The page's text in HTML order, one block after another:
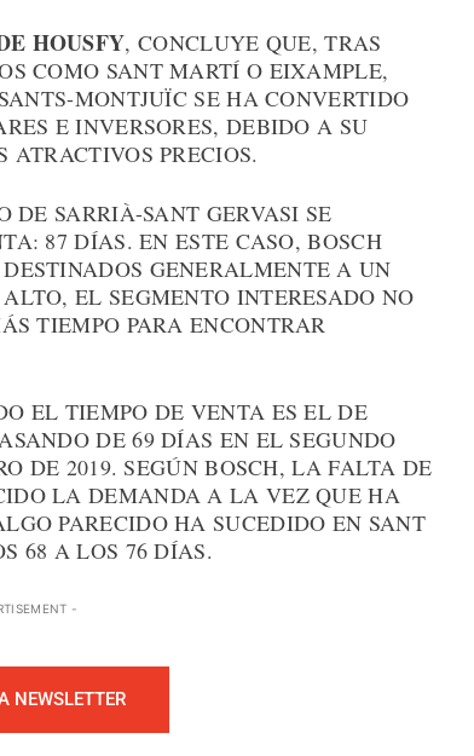
HOUSFY, CONCLUYE QUE, TRAS
COMO SANT MARTÍ O EIXAMPLE,
MONTJUÏC SE HA CONVERTIDO
E INVERSORES, DEBIDO A SU
PRECIOS.
DE SARRIÀ-SANT GERVASI SE
87 DÍAS. EN ESTE CASO, BOSCH
GENERALMENTE A UN
EL SEGMENTO INTERESADO NO
TIEMPO PARA ENCONTRAR
EL TIEMPO DE VENTA ES EL DE
DE 69 DÍAS EN EL SEGUNDO
DE 2019. SEGÚN BOSCH, LA FALTA DE
LA DEMANDA A LA VEZ QUE HA
PARECIDO HA SUCEDIDO EN SANT
68 A LOS 76 DÍAS.
-
NEWSLETTER